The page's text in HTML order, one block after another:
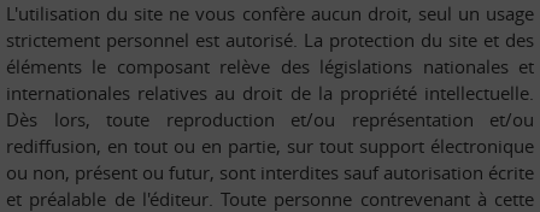
L'utilisation du site ne vous confère aucun droit, seul un usage
strictement personnel est autorisé. La protection du site et des
éléments le composant relève des législations nationales et
internationales relatives au droit de la propriété intellectuelle.
Dès lors, toute reproduction et/ou représentation et/ou
rediffusion, en tout ou en partie, sur tout support électronique
ou non, présent ou futur, sont interdites sauf autorisation écrite
et préalable de l'éditeur. Toute personne contrevenant à cette